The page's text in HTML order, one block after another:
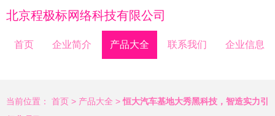
北京程极标网络科技有限公司
首页 企业简介 产品大全 联系我们 企业信息
当前位置： 首页 > 产品大全 > 恒大汽车基地大秀黑科技，智造实力引